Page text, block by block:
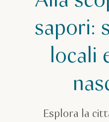
Una giornata alla scoperta
sapori:
locali
Esplora la